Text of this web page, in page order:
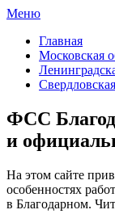
Меню
Главная
Московская
ФСС
и
На этом сайте
особенностях
в Благодарном.